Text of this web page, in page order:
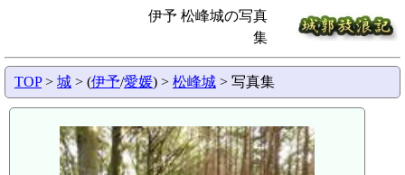
伊予 松峰城の写真
集
TOP> 城 > (伊予/愛媛) > 松峰城 > 写真集